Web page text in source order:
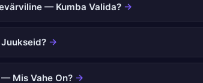
— Kumba Valida? →
→
Mis Vahe On? →